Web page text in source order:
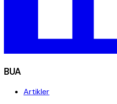
BUA
Artikler